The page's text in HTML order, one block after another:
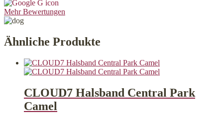
Mehr Bewertungen
Ähnliche Produkte
CLOUD7 Halsband Central Park
Camel